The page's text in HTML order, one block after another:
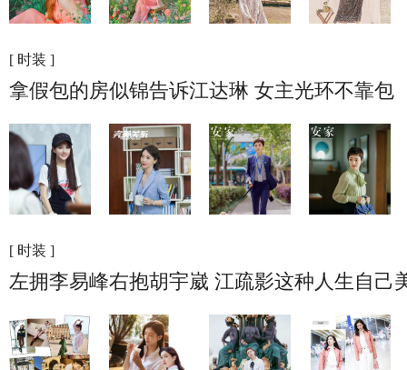
[ 时装 ]
拿假包的房似锦告诉江达琳 女主光环不靠包
[ 时装 ]
左拥李易峰右抱胡宇崴 江疏影这种人生自己